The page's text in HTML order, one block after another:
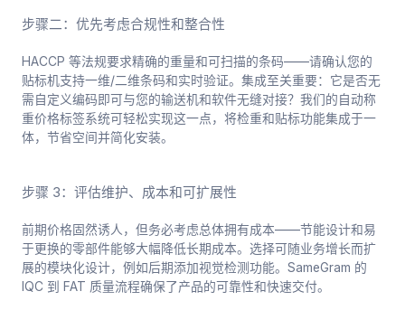
步骤二：优先考虑合规性和整合性
HACCP 等法规要求精确的重量和可扫描的条码——请确认您的
贴标机支持一维/二维条码和实时验证。集成至关重要：它是否无
需自定义编码即可与您的输送机和软件无缝对接？我们的自动称
重价格标签系统可轻松实现这一点，将检重和贴标功能集成于一
体，节省空间并简化安装。
步骤 3：评估维护、成本和可扩展性
前期价格固然诱人，但务必考虑总体拥有成本——节能设计和易
于更换的零部件能够大幅降低长期成本。选择可随业务增长而扩
展的模块化设计，例如后期添加视觉检测功能。SameGram 的
IQC 到 FAT 质量流程确保了产品的可靠性和快速交付。